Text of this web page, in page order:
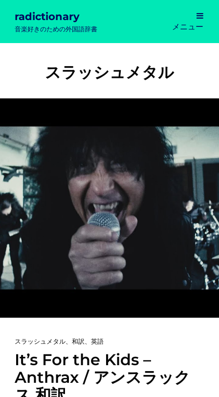
radictionary
音楽好きのための外国語辞書 メニュー
スラッシュメタル
カ
テ
ゴ
リ
ー
スラッシュメタル 和訳 英語
It’s For the Kids –
Anthrax / アンスラック